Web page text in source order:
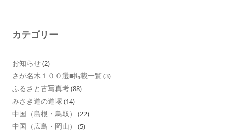
カテゴリー
お知らせ(2)
さが名木１００選■掲載一覧 (3)
ふるさと古写真考(88)
みさき道の道塚 (14)
中国（島根・鳥取） (22)
中国（広島・岡山） (5)